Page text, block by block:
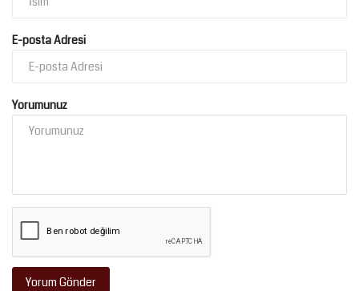
E-posta Adresi
Yorumunuz
Yorum Gönder